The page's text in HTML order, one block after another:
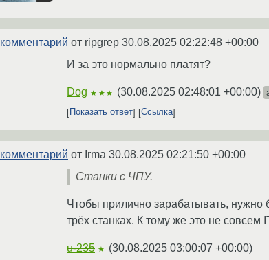
комментарий от ripgrep 30.08.2025 02:22:48 +00:00
И за это нормально платят?
Dog ★★★ (30.08.2025 02:48:01 +00:00)
Показать ответ
Ссылка
комментарий от Irma 30.08.2025 02:21:50 +00:00
Станки с ЧПУ.
Чтобы прилично зарабатывать, нужно
трёх станках. К тому же это не совсем
u-235 ★ (30.08.2025 03:00:07 +00:00)